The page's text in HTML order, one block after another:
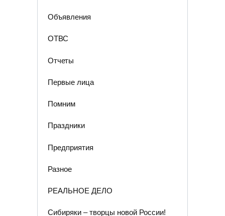
Объявления
ОТВС
Отчеты
Первые лица
Помним
Праздники
Предприятия
Разное
РЕАЛЬНОЕ ДЕЛО
Сибиряки – творцы новой России!